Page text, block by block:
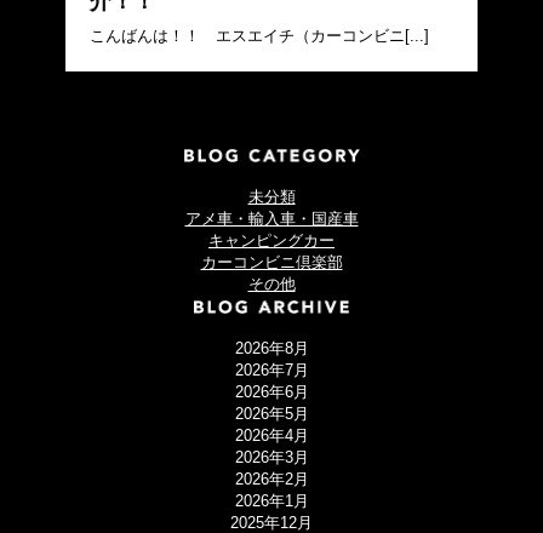
こんばんは！！ エスエイチ（カーコンビニ[...]
未分類
アメ車・輸入車・国産車
キャンピングカー
カーコンビニ倶楽部
その他
2026年8月
2026年7月
2026年6月
2026年5月
2026年4月
2026年3月
2026年2月
2026年1月
2025年12月